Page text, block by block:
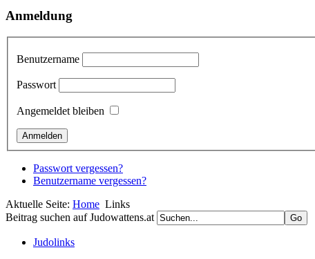
Anmeldung
Benutzername
Passwort
Angemeldet bleiben
Passwort vergessen?
Benutzername vergessen?
Aktuelle Seite: Home Links
Beitrag suchen auf Judowattens.at
Judolinks